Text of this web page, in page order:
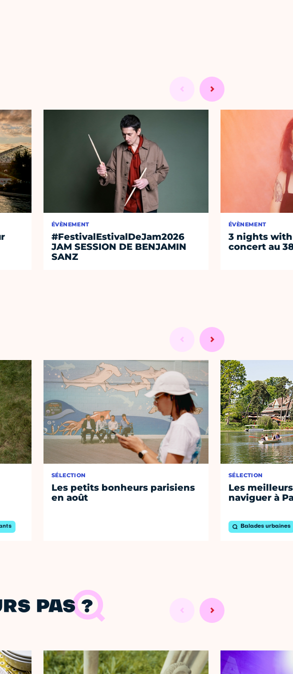
ÉVÈNEMENT
#FestivalEstivalDeJam2026
JAM SESSION DE BENJAMIN
SANZ
ÉVÈNEMENT
3 nights with
concert au
SÉLECTION
Les petits bonheurs parisiens
en août
SÉLECTION
Les
naviguer à
Balades urbaines
PAS ?